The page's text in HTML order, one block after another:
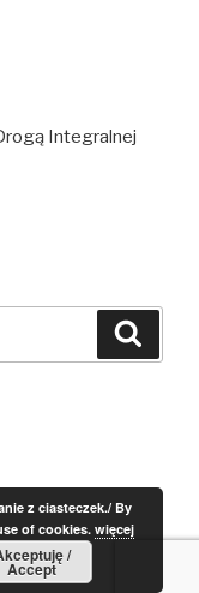
Integralnej
przez
z ciasteczek./ By
of cookies.więcej
/
Accept